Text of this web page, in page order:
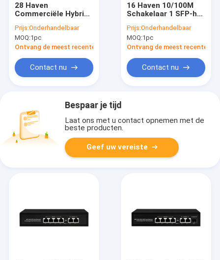
28 Haven
Commerciële Hybride
Unmanaged
4x100/1000M de
Begroting van Uplink
Prijs:Onderhandelbaar
MOQ:1pc
Ontvang de meest recente Prijs
Contact nu
16 Haven 10/100M
Schakelaar 1 SFP-het
AC220V van
kabeltelevisie POE
van Kooigigabit
Prijs:Onderhandelbaar
MOQ:1pc
Ontvang de meest recente
Contact nu
Bespaar je tijd
Laat ons met u contact opnemen met de
beste producten.
Geef uw vereiste